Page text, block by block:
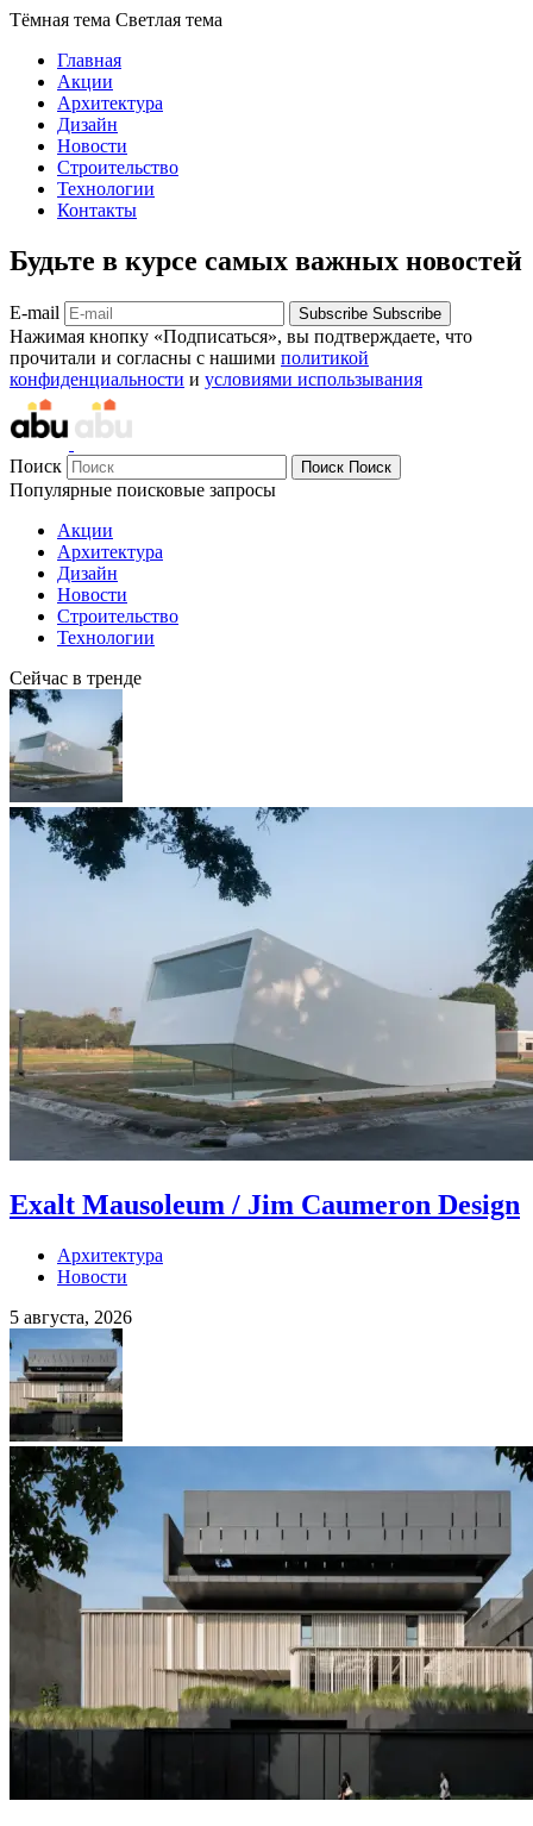
Тёмная тема Светлая тема
Главная
Акции
Архитектура
Дизайн
Новости
Строительство
Технологии
Контакты
Будьте в курсе самых важных новостей
E-mail Subscribe Subscribe
Нажимая кнопку «Подписаться», вы подтверждаете, что
прочитали и согласны с нашими политикой
конфиденциальности и условиями использывания
Поиск Поиск Поиск
Популярные поисковые запросы
Акции
Архитектура
Дизайн
Новости
Строительство
Технологии
Сейчас в тренде
Exalt Mausoleum / Jim Caumeron Design
Архитектура
Новости
5 августа, 2026